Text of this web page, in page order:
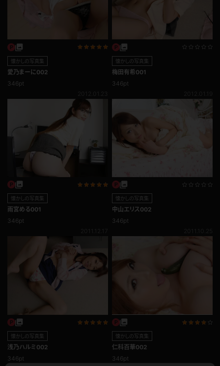
懐かしの写真集
愛乃まーに002
346pt
懐かしの写真集
梅田有希001
346pt
懐かしの写真集
雨宮める001
346pt
懐かしの写真集
中山エリス002
346pt
懐かしの写真集
浅乃ハルミ002
346pt
懐かしの写真集
仁科百華002
346pt